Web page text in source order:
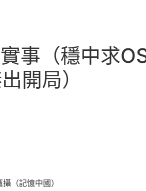
事（穩中求
開局）
（記憶中國）